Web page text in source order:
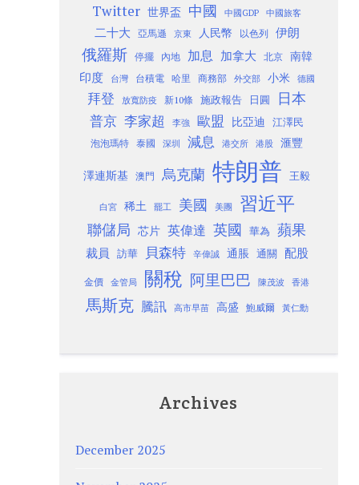
Twitter 世界盃 中國 中國GDP 中國旅客
二十大 亞馬遜 京東 人民幣 以色列 伊朗
俄羅斯 停擺 內地 加息 加拿大 北京
南韓
印度
台灣 台積電 哈里 商務部 外交部 小米 德國
拜登 放寬防疫 新10條 施政報告 日圓 日本
普京 李家超 李強 歐盟 比亞迪 江澤民
泡泡瑪特 泰國 深圳 減息 港交所 港股 滙豐
澤連斯基 澳門 烏克蘭 特朗普 王毅
白宮 稀土 罷工 美國 美團 習近平
聯儲局 芯片 英偉達 英國 華為 蘋果
裁員 訪華 貝森特 辛偉誠 通脹 通關 配股
金價 金管局 關稅 阿里巴巴 陳茂波 香港
馬斯克 騰訊 高市早苗 高盛 鮑威爾 黃仁勳
Archives
December 2025